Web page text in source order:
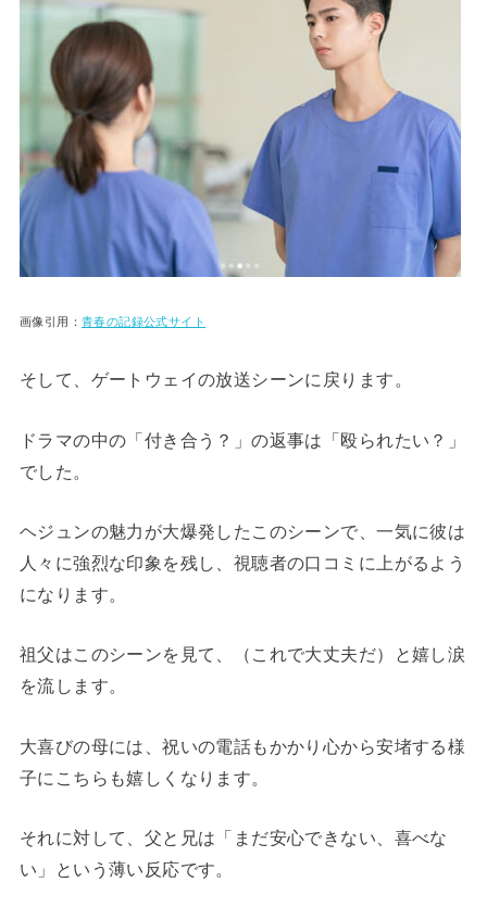
画像引用： 青春の記録公式サイト
そして、ゲートウェイの放送シーンに戻ります。
ドラマの中の「付き合う？」の返事は「殴られたい？」
でした。
ヘジュンの魅力が大爆発したこのシーンで、一気に彼は
人々に強烈な印象を残し、視聴者の口コミに上がるよう
になります。
祖父はこのシーンを見て、（これで大丈夫だ）と嬉し涙
を流します。
大喜びの母には、祝いの電話もかかり心から安堵する様
子にこちらも嬉しくなります。
それに対して、父と兄は「まだ安心できない、喜べな
い」という薄い反応です。